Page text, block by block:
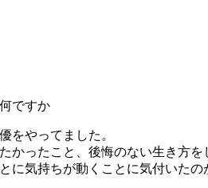
ですか
をやってました。
かったこと、後悔のない生き方を
に気持ちが動くことに気付いたの